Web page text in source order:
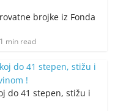
brojke iz Fonda
1 min read
do 41 stepen, stižu i